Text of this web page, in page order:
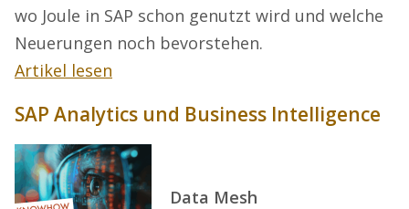
wo Joule in SAP schon genutzt wird und welche
Neuerungen noch bevorstehen.
Artikel lesen
SAP Analytics und Business Intelligence
Data Mesh